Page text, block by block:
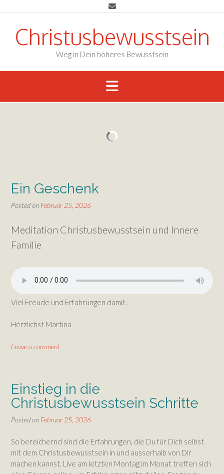
to
contentChristusbewusstsein
Weg in Dein höheres Bewusstsein
Ein Geschenk
Posted on Februar 25, 2026
Meditation Christusbewusstsein und Innere
Familie
Viel Freude und Erfahrungen damit.
Herzlichst Martina
Leave a comment
Einstieg in die
Christusbewusstsein Schritte
Posted on Februar 25, 2026
So bereichernd sind die Erfahrungen, die Du für Dich selbst
mit dem Christusbewusstsein in und ausserhalb von Dir
machen kannst. Live am letzten Montag im Monat treffen sich